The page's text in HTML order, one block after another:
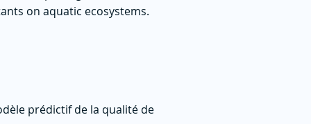
on aquatic ecosystems.
prédictif de la qualité de